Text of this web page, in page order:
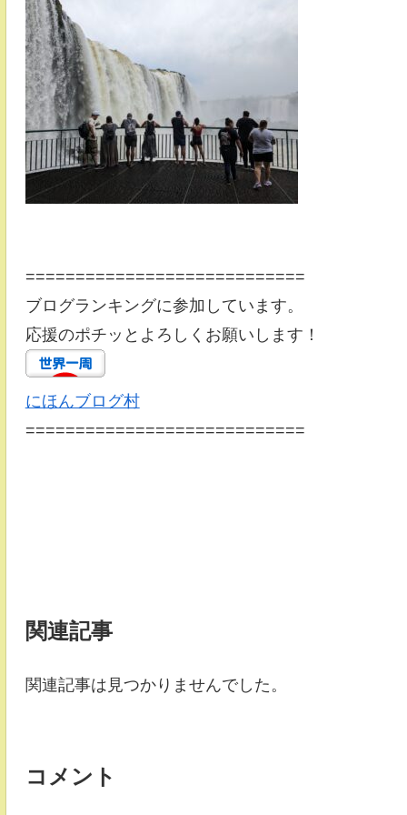
============================
ブログランキングに参加しています。
応援のポチッとよろしくお願いします！
にほんブログ村
============================
関連記事
関連記事は見つかりませんでした。
コメント